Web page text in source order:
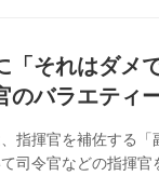
るため、上司は派...
「それはダメ
のバラエティ
指揮官を補佐する「
司令官などの指揮